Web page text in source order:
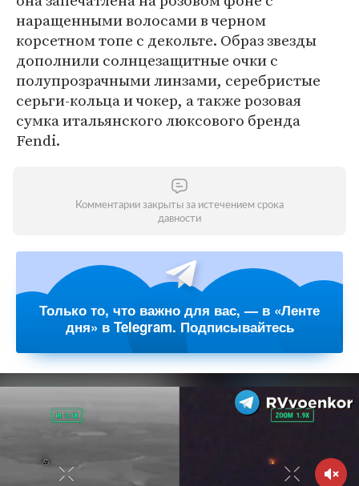
наращенными волосами в черном
корсетном топе с декольте. Образ звезды
дополнили солнцезащитные очки с
полупрозрачными линзами, серебристые
серьги-кольца и чокер, а также розовая
сумка итальянского люксового бренда
Fendi.
Комментарии закрыты за истечением срока
давности
Только то, что важно для вас, — в «Ленте
дня» в Telegram. Подписывайтесь